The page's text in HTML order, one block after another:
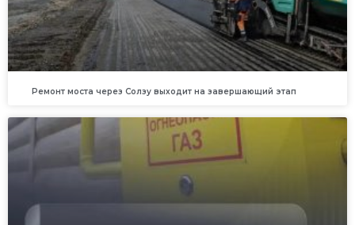
Ремонт моста через Солзу выходит на завершающий этап